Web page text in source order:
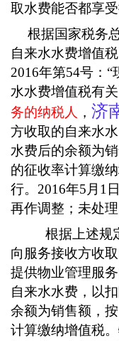
取水费能否都享
根据国家税务
自来水水费增值
2016年第54号：“
水水费增值税有
务的纳税人 ， 济
方收取的自来水
水费后的余额为
的征收率计算缴
行。2016年5月1
再作调整；未处
根据上述规
向服务接收方收
提供物业管理服
自来水水费，以
余额为销售额，
计算缴纳增值税